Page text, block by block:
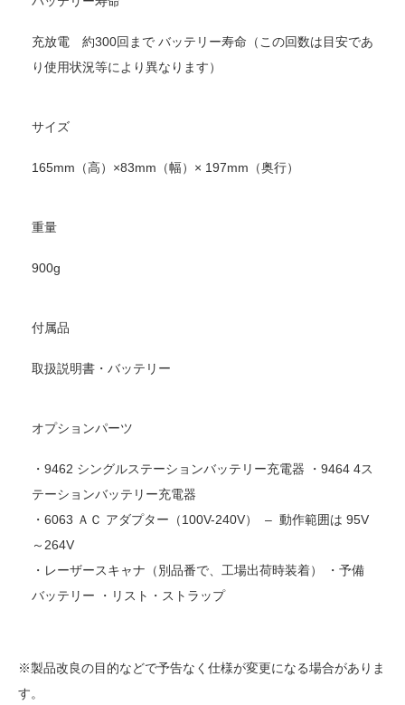
充放電 約300回まで バッテリー寿命（この回数は目安であ
り使用状況等により異なります）
サイズ
165mm（高）×83mm（幅）× 197mm（奥行）
重量
900g
付属品
取扱説明書・バッテリー
オプションパーツ
・9462 シングルステーションバッテリー充電器 ・9464 4ス
テーションバッテリー充電器
・6063 ＡＣ アダプター（100V-240V） – 動作範囲は 95V
～264V
・レーザースキャナ（別品番で、工場出荷時装着） ・予備
バッテリー ・リスト・ストラップ
※製品改良の目的などで予告なく仕様が変更になる場合がありま
す。